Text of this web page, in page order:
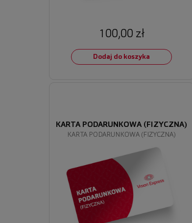
100,00 zł
Dodaj do koszyka
KARTA PODARUNKOWA (FIZYCZNA)
KARTA PODARUNKOWA (FIZYCZNA)